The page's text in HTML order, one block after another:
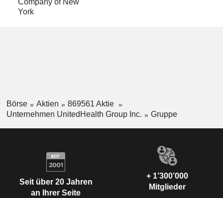
Company of New
York
Börse Aktien
869561 Aktie
Unternehmen UnitedHealth Group Inc.
Gruppe
Seit über 20 Jahren
an Ihrer Seite
+ 1’300’000
Mitglieder